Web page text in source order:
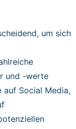
um sich
und -werte
auf Social Media,